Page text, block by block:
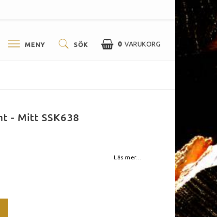
0 VARUKORG
MENY SÖK
- Mitt SSK638
Läs mer...